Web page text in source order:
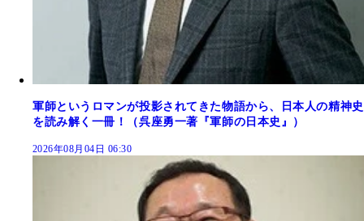
軍師というロマンが投影されてきた物語から、日本人の精神史
を読み解く一冊！（呉座勇一著『軍師の日本史』）
2026年08月04日 06:30